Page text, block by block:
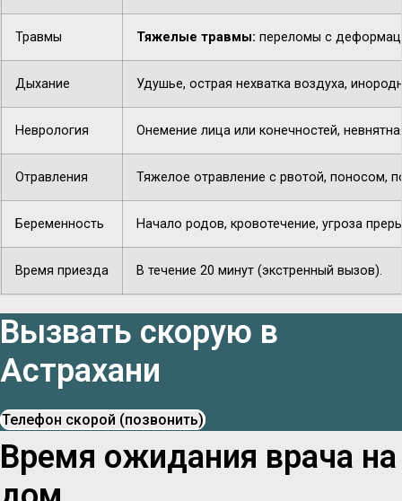
Травмы Тяжелые травмы: переломы с
Дыхание Удушье, острая нехватка воздуха,
Неврология Онемение лица или конечностей,
Отравления Тяжелое отравление с рвотой, поносом,
Беременность Начало родов, кровотечение, угроза
Время приезда В течение 20 минут (экстренный вызов).
Вызвать скорую в
Астрахани
Телефон скорой (позвонить)
Время ожидания врача на